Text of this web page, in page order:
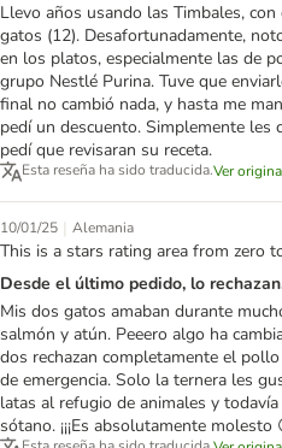
Llevo años usando las Timbales,
gatos (12). Desafortunadamente,
en los platos, especialmente las de
grupo Nestlé Purina. Tuve que
final no cambió nada, y hasta me
pedí un descuento. Simplemente les
pedí que revisaran su receta.
Esta reseña ha sido traducida.Ver
10/01/25 | Alemania
This is a stars rating area from zero
Desde el último pedido, lo
Mis dos gatos amaban durante
salmón y atún. Peeero algo ha
dos rechazan completamente el
de emergencia. Solo la ternera les
latas al refugio de animales y
sótano. ¡¡¡Es absolutamente molesto